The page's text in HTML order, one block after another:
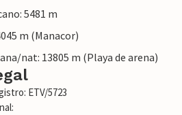
5481 m
m (Manacor)
nat: 13805 m (Playa de arena)
ETV/5723